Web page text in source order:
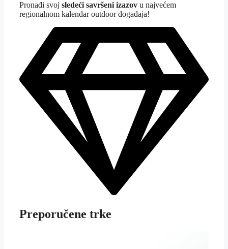
Pronađi svoj sledeći savršeni izazov u najvećem
regionalnom kalendar outdoor događaja!
Preporučene trke